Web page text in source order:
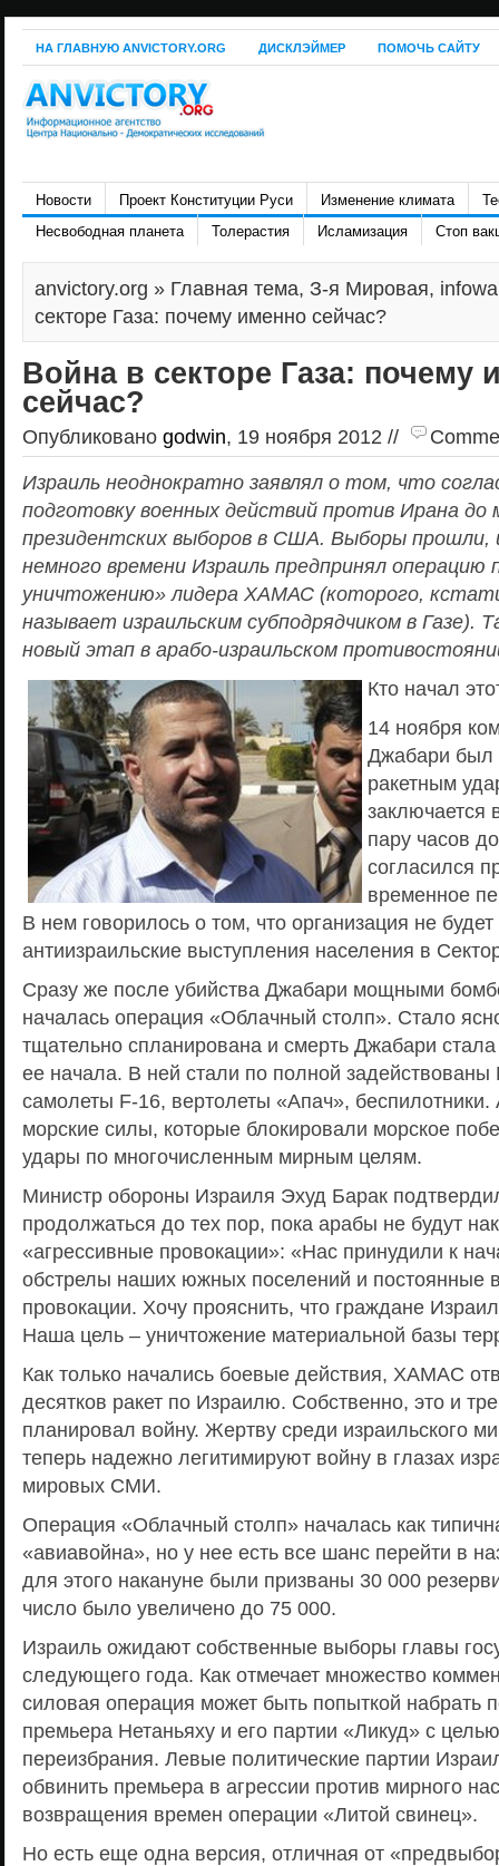
НА ГЛАВНУЮ ANVICTORY.ORG ДИСКЛЭЙМЕР ПОМОЧЬ САЙТУ
Новости Проект Конституции Руси Изменение климата
Несвободная планета
Толерастия Исламизация Стоп
anvictory.org » Главная тема, З-я Мировая,
секторе Газа: почему именно сейчас?
Война в секторе Газа: почему
сейчас?
Опубликовано godwin, 19 ноября 2012 //
Израиль неоднократно заявлял о том, что
подготовку военных действий против Ирана до
президентских выборов в США. Выборы прошли,
немного времени Израиль предпринял операцию
уничтожению» лидера ХАМАС (которого,
называет израильским субподрядчиком в Газе).
новый этап в арабо-израильском
Кто начал
14 ноября
Джабари был
ракетным
заключается
пару часов
согласился
временное
В нем говорилось о том, что организация не
антиизраильские выступления населения в
Сразу же после убийства Джабари мощными
началась операция «Облачный столп». Стало
тщательно спланирована и смерть Джабари
ее начала. В ней стали по полной
самолеты F-16, вертолеты «Апач», беспилотники.
морские силы, которые блокировали морское
удары по многочисленным мирным целям.
Министр обороны Израиля Эхуд Барак
продолжаться до тех пор, пока арабы не будут
«агрессивные провокации»: «Нас принудили к
обстрелы наших южных поселений и постоянные
провокации. Хочу прояснить, что граждане
Наша цель – уничтожение материальной базы
Как только начались боевые действия, ХАМАС
десятков ракет по Израилю. Собственно, это и
планировал войну. Жертву среди израильского
теперь надежно легитимируют войну в глазах
мировых СМИ.
Операция «Облачный столп» началась как
«авиавойна», но у нее есть все шанс перейти в
для этого накануне были призваны 30 000
число было увеличено до 75 000.
Израиль ожидают собственные выборы главы
следующего года. Как отмечает множество
силовая операция может быть попыткой набрать
премьера Нетаньяху и его партии «Ликуд» с
переизбрания. Левые политические партии
обвинить премьера в агрессии против мирного
возвращения времен операции «Литой свинец».
Но есть еще одна версия, отличная от